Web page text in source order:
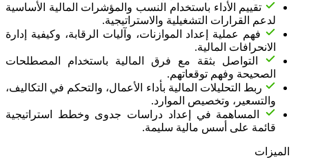
تقييم الأداء باستخدام النسب والمؤشرات المالية الأساسية
لدعم القرارات التشغيلية والاستراتيجية.
فهم عملية إعداد الموازنات، وآليات الرقابة، وكيفية إدارة
الانحرافات المالية.
التواصل بثقة مع فرق المالية باستخدام المصطلحات
الصحيحة وفهم توقعاتهم.
ربط التحليلات المالية بأداء الأعمال، والتحكم في التكاليف،
والتسعير، وتخصيص الموارد.
المساهمة في إعداد دراسات جدوى وخطط استراتيجية
قائمة على أسس مالية سليمة.
الميزات